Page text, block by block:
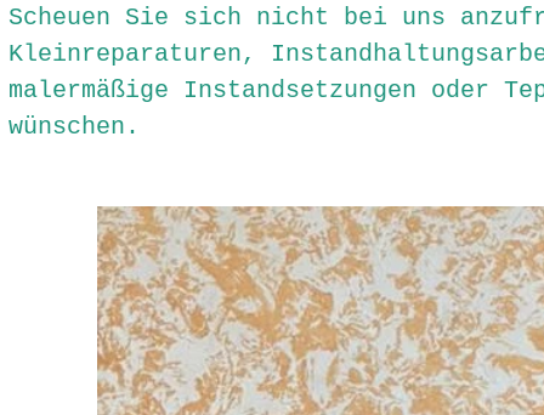
Scheuen Sie sich nicht bei uns
Kleinreparaturen,
malermäßige Instandsetzungen oder
wünschen.